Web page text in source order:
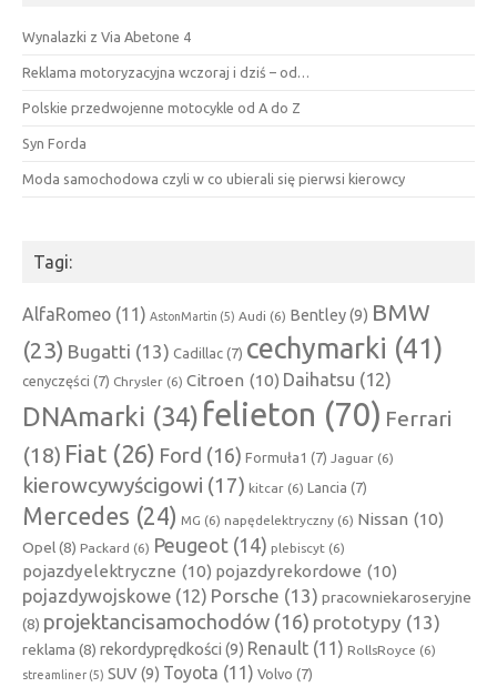
Wynalazki z Via Abetone 4
Reklama motoryzacyjna wczoraj i dziś – od…
Polskie przedwojenne motocykle od A do Z
Syn Forda
Moda samochodowa czyli w co ubierali się pierwsi kierowcy
Tagi:
AlfaRomeo (11) AstonMartin (5) Audi (6) Bentley(9) BMW
(23) Bugatti (13) Cadillac (7) cechymarki (41)
cenyczęści (7) Chrysler (6) Citroen (10) Daihatsu (12)
DNAmarki (34) felieton (70) Ferrari
(18) Fiat (26) Ford (16) Formuła1 (7) Jaguar (6)
kierowcywyścigowi (17) kitcar (6) Lancia (7)
Mercedes (24) MG (6) napędelektryczny (6) Nissan (10)
Opel(8) Packard (6) Peugeot (14) plebiscyt (6)
pojazdyelektryczne (10) pojazdyrekordowe (10)
pojazdywojskowe (12) Porsche (13) pracowniekaroseryjne
(8) projektancisamochodów (16) prototypy (13)
reklama (8) rekordyprędkości (9) Renault (11) RollsRoyce (6)
streamliner (5) SUV(9) Toyota (11) Volvo (7)